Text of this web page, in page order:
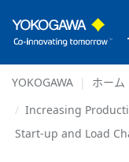
YOKOGAWA ホーム
Increasing
Start-up and Load